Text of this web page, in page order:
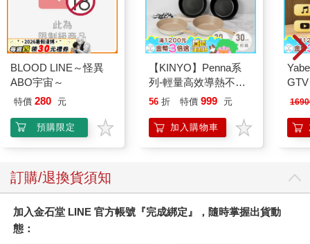
咦？「猫背（ねこぜ）」好像在哪裡聽過，不過有點忘記了。可
惡，再看仔細一點……拱起來的形狀……就像是人在「駝背」的
樣子！瞬間覺得日文讓駝背變得可愛了許多，不然獺獺只會一直
把駝背想成很負面的詞。但大家還是要記得不要駝背，要多抬頭
挺胸喔！畢竟日文的「猫背（ねこぜ）」不會讓人變得比較可愛
啦……真的。
雖然店員看起來很辛苦，不過可以整天處在有貓咪的環境，想想
那隻虎斑貓咪好像不是很情願，這時獺獺便很疑惑的問了問店
員：「啊你都這麼忙了怎麼還跑來抓貓貓的手手咧？」店員接著
啊！」這時獺獺才恍然大悟，之前有學過一句慣用語是「猫（ね
こ）の手（て）も借（か）りたい」，連貓的手都想借來用，有
點忘記是啥意思了。第一種可能性：「連貓的手都想借……這個
想必是看手相對吧」。第二種可能性：「一定是貓的肉球可愛到
都想借來摸到爽！」可惜好像都哪裡怪怪的。過了幾分鐘的思
BLOOD LINE～怪異
ABO宇宙～
特價 280 元
預購限定
【KINYO】Penna系
列-輕量高效導熱不沾
平煎鍋30cm
56 折 特價 999 元
加入購物車
機
訂購/退換貨須知
加入金石堂 LINE 官方帳號『完成綁定』，隨時掌握出貨動
態：